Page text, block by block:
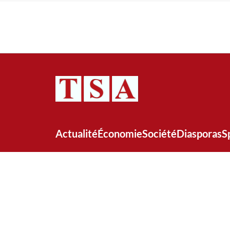
ActualitéÉconomieSociétéDiasporas